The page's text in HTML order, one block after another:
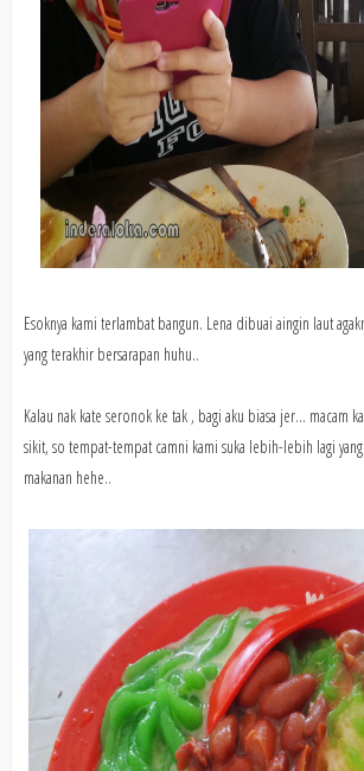
Esoknya kami terlambat bangun. Lena dibuai aingin laut
yang terakhir bersarapan huhu..
Kalau nak kate seronok ke tak , bagi aku biasa jer... macam
sikit, so tempat-tempat camni kami suka lebih-lebih lagi
makanan hehe..